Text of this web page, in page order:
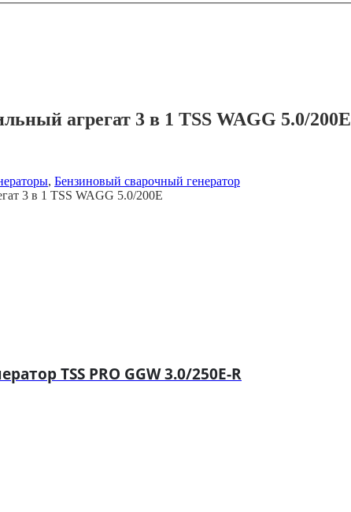
агрегат 3 в 1 TSS WAGG 5.0/200E
, Бензиновый сварочный генератор
3 в 1 TSS WAGG 5.0/200E
TSS PRO GGW 3.0/250E-R